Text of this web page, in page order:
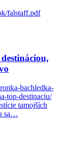
falstaff.pdf
bachledka-
top-destinaciu/
tamojších
sa…